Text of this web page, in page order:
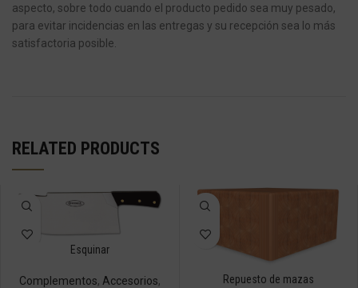
aspecto, sobre todo cuando el producto pedido sea muy pesado,
para evitar incidencias en las entregas y su recepción sea lo más
satisfactoria posible.
RELATED PRODUCTS
Esquinar
Complementos, Accesorios,
Repuesto de mazas